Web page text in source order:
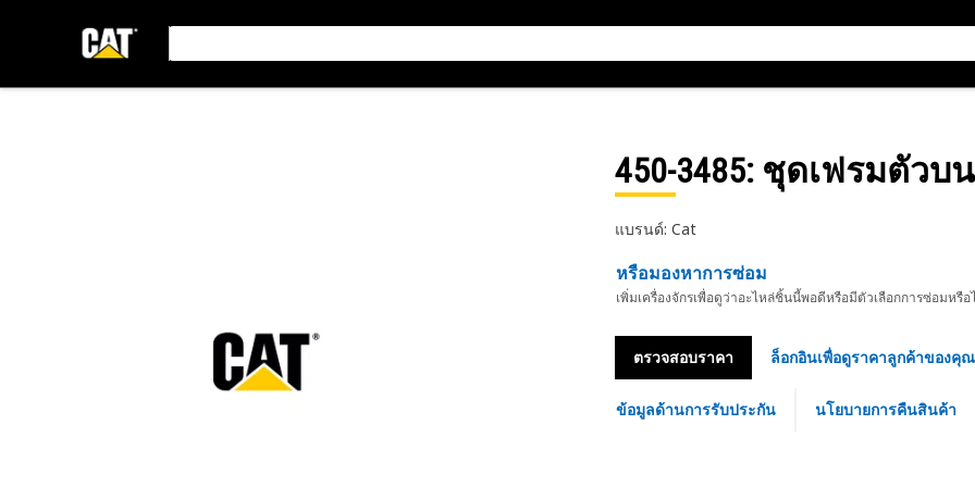
450-3485: ชุดเฟรมตัวบน
แบรนด์: Cat
หรือมองหาการซ่อม
เพิ่มเครื่องจักรเพื่อดูว่าอะไหล่ชิ้นนี้พอดีหรือมีตัวเลือกการซ่อมหรือ
ตรวจสอบราคา ล็อกอินเพื่อดูราคาลูกค้าของคุณ
ข้อมูลด้านการรับประกัน นโยบายการคืนสินค้า